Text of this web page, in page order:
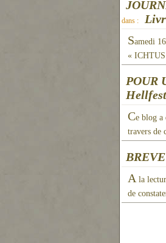
dans :
Samedi
« ICHTUS
POUR
Ce blog a
travers de
Ala
de